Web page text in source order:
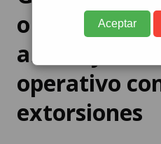
organizado:
armas y
operativo
extorsiones
Aceptar